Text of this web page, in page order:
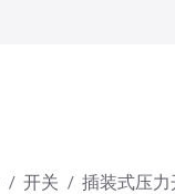
开关 插装式压力